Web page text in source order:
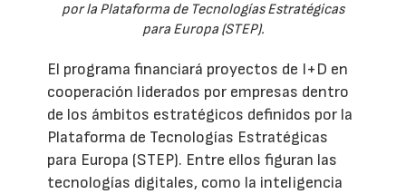
por la Plataforma de Tecnologías Estratégicas
para Europa (STEP).
El programa financiará proyectos de I+D en
cooperación liderados por empresas dentro
de los ámbitos estratégicos definidos por la
Plataforma de Tecnologías Estratégicas
para Europa (STEP). Entre ellos figuran las
tecnologías digitales, como la inteligencia